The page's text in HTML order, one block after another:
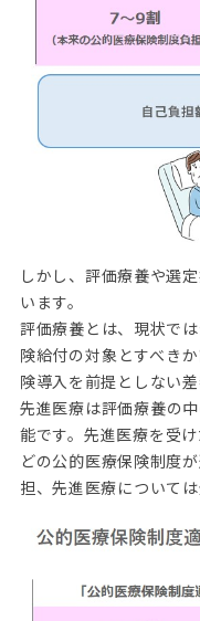
しかし、評価療養や選
います。
評価療養とは、現状で
険給付の対象とすべき
険導入を前提としない
先進医療は評価療養の
能です。先進医療を受
どの公的医療保険制度
担、先進医療について